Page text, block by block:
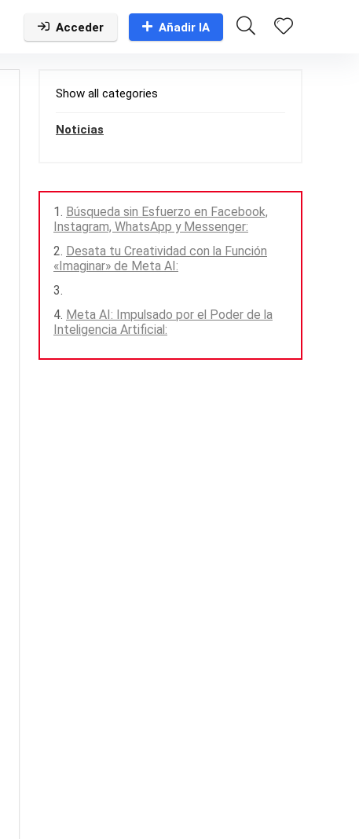
Acceder Añadir IA
Show all categories
Noticias
Búsqueda sin Esfuerzo en Facebook,
Instagram, WhatsApp y Messenger:
Desata tu Creatividad con la Función
«Imaginar» de Meta AI:
Meta AI: Impulsado por el Poder de la
Inteligencia Artificial: